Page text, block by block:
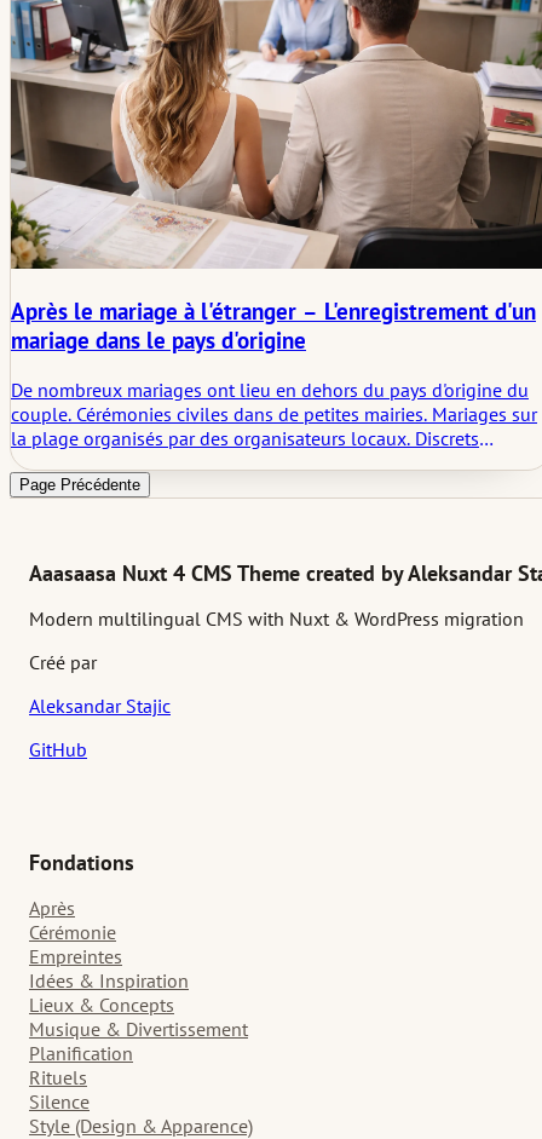
Après le mariage à l'étranger – L'enregistrement d'un
mariage dans le pays d'origine
De nombreux mariages ont lieu en dehors du pays d'origine du
couple. Cérémonies civiles dans de petites mairies. Mariages sur
la plage organisés par des organisateurs locaux. Discrets
bureaux d'état civil lors de voyages. De retour à la maison, la
partie administrative réapparaît. La célébration est terminée, les
Page Précédente
Aaasaasa Nuxt 4 CMS Theme created by Aleksandar
Modern multilingual CMS with Nuxt & WordPress migration
Créé par
Aleksandar Stajic
GitHub
Fondations
Après
Cérémonie
Empreintes
Idées & Inspiration
Lieux & Concepts
Musique & Divertissement
Planification
Rituels
Silence
Style (Design & Apparence)